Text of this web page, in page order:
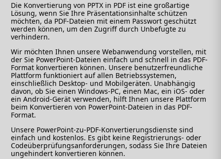
Die Konvertierung von PPTX in PDF ist eine großartige
Lösung, wenn Sie Ihre Präsentationsinhalte schützen
möchten, da PDF-Dateien mit einem Passwort geschützt
werden können, um den Zugriff durch Unbefugte zu
verhindern.
Wir möchten Ihnen unsere Webanwendung vorstellen, mit
der Sie PowerPoint-Dateien einfach und schnell in das PDF-
Format konvertieren können. Unsere benutzerfreundliche
Plattform funktioniert auf allen Betriebssystemen,
einschließlich Desktop- und Mobilgeräten. Unabhängig
davon, ob Sie einen Windows-PC, einen Mac, ein iOS- oder
ein Android-Gerät verwenden, hilft Ihnen unsere Plattform
beim Konvertieren von PowerPoint-Dateien in das PDF-
Format.
Unsere PowerPoint-zu-PDF-Konvertierungsdienste sind
einfach und kostenlos. Es gibt keine Registrierungs- oder
Codeüberprüfungsanforderungen, sodass Sie Ihre Dateien
ungehindert konvertieren können.